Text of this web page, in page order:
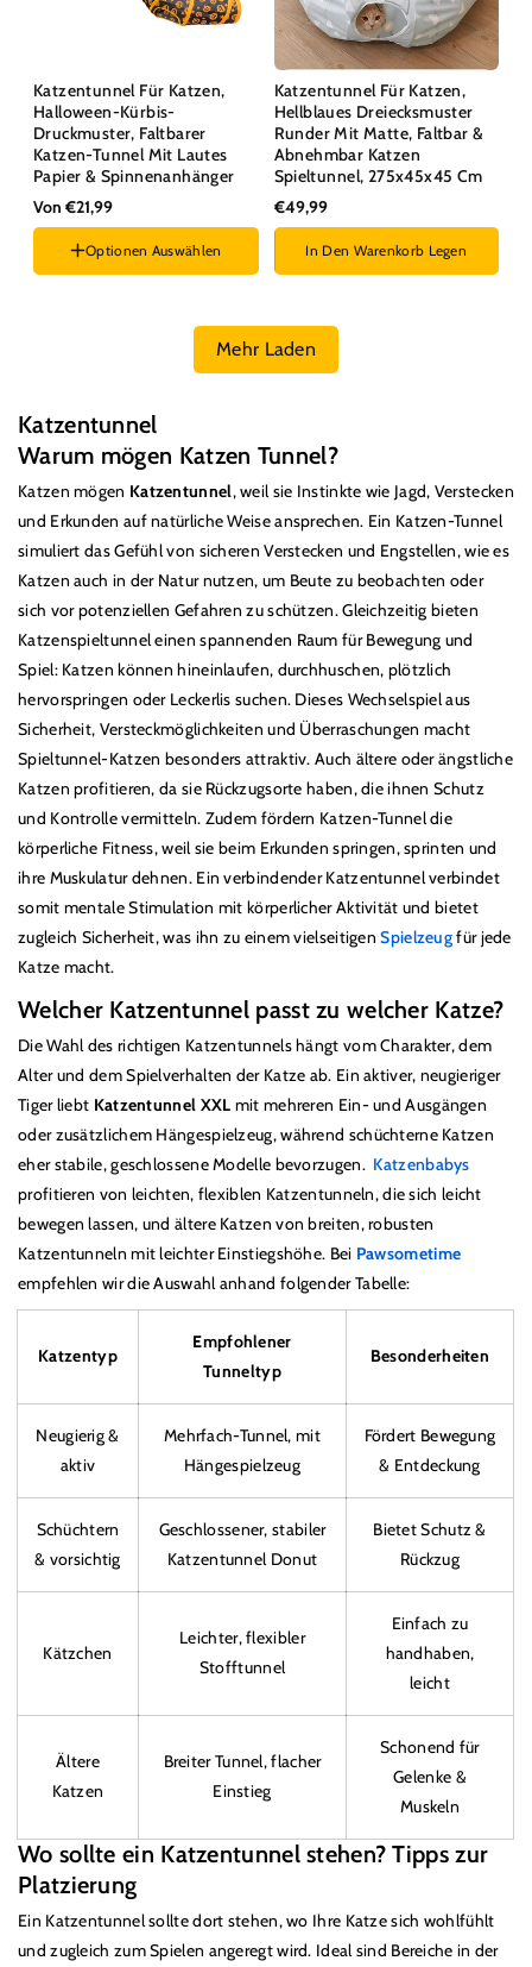
Katzentunnel Für Katzen,
Halloween-Kürbis-
Druckmuster, Faltbarer
Katzen-Tunnel Mit Lautes
Papier & Spinnenanhänger
Von €21,99
Optionen Auswählen
Katzentunnel Für Katzen,
Hellblaues Dreiecksmuster
Runder Mit Matte, Faltbar &
Abnehmbar Katzen
Spieltunnel, 275x45x45 Cm
€49,99
In Den Warenkorb Legen
Mehr Laden
K
a
t
e
g
o
r
i
e
:
Katzentunnel
Warum mögen Katzen Tunnel?
Katzen mögen Katzentunnel, weil sie Instinkte wie Jagd, Verstecken
und Erkunden auf natürliche Weise ansprechen. Ein Katzen-Tunnel
simuliert das Gefühl von sicheren Verstecken und Engstellen, wie es
Katzen auch in der Natur nutzen, um Beute zu beobachten oder
sich vor potenziellen Gefahren zu schützen. Gleichzeitig bieten
Katzenspieltunnel einen spannenden Raum für Bewegung und
Spiel: Katzen können hineinlaufen, durchhuschen, plötzlich
hervorspringen oder Leckerlis suchen. Dieses Wechselspiel aus
Sicherheit, Versteckmöglichkeiten und Überraschungen macht
Spieltunnel-Katzen besonders attraktiv. Auch ältere oder ängstliche
Katzen profitieren, da sie Rückzugsorte haben, die ihnen Schutz
und Kontrolle vermitteln. Zudem fördern Katzen-Tunnel die
körperliche Fitness, weil sie beim Erkunden springen, sprinten und
ihre Muskulatur dehnen. Ein verbindender Katzentunnel verbindet
somit mentale Stimulation mit körperlicher Aktivität und bietet
zugleich Sicherheit, was ihn zu einem vielseitigenSpielzeugfür jede
Katze macht.
Welcher Katzentunnel passt zu welcher Katze?
Die Wahl des richtigen Katzentunnels hängt vom Charakter, dem
Alter und dem Spielverhalten der Katze ab. Ein aktiver, neugieriger
Tiger liebt Katzentunnel XXL mit mehreren Ein- und Ausgängen
oder zusätzlichem Hängespielzeug, während schüchterne Katzen
eher stabile, geschlossene Modelle bevorzugen. Katzenbabys
profitieren von leichten, flexiblen Katzentunneln, die sich leicht
bewegen lassen, und ältere Katzen von breiten, robusten
Katzentunneln mit leichter Einstiegshöhe. Bei Pawsometime
empfehlen wir die Auswahl anhand folgender Tabelle:
Katzentyp
Empfohlener
Tunneltyp
Besonderheiten
Neugierig &
aktiv
Mehrfach-Tunnel, mit
Hängespielzeug
Fördert Bewegung
& Entdeckung
Schüchtern
& vorsichtig
Geschlossener, stabiler
Katzentunnel Donut
Bietet Schutz &
Rückzug
Kätzchen
Leichter, flexibler
Stofftunnel
Einfach zu
handhaben,
leicht
Ältere
Katzen
Breiter Tunnel, flacher
Einstieg
Schonend für
Gelenke &
Muskeln
Wo sollte ein Katzentunnel stehen? Tipps zur
Platzierung
Ein Katzentunnel sollte dort stehen, wo Ihre Katze sich wohlfühlt
und zugleich zum Spielen angeregt wird. Ideal sind Bereiche in der